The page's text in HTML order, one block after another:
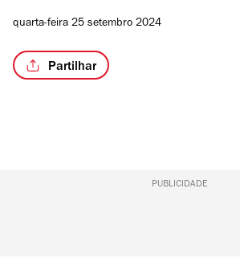
quarta-feira 25 setembro 2024
Partilhar
PUBLICIDADE